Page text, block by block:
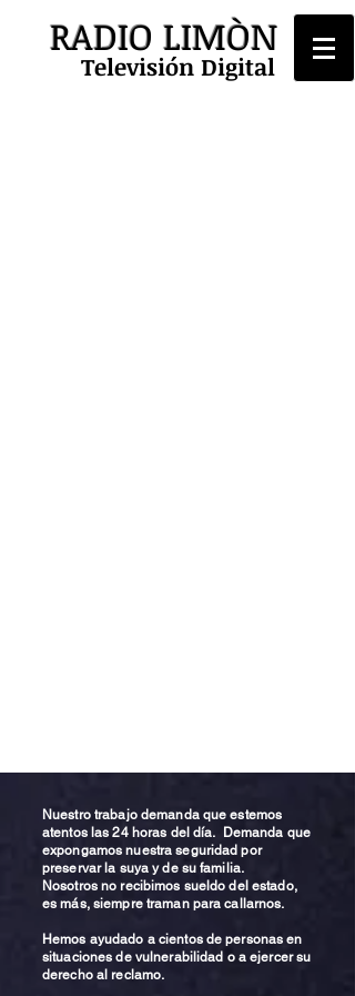
RADIO LIMÒN
Televisión Digital
Nuestro trabajo demanda que estemos
atentos las 24 horas del día. Demanda que
expongamos nuestra seguridad por
preservar la suya y de su familia.
Nosotros no recibimos sueldo del estado,
es más, siempre traman para callarnos.
Hemos ayudado a cientos de personas en
situaciones de vulnerabilidad o a ejercer su
derecho al reclamo.